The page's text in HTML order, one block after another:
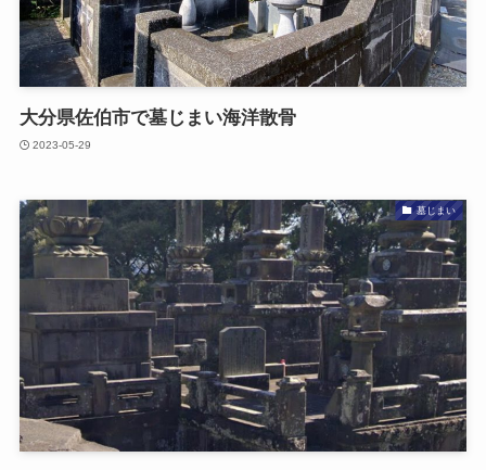
大分県佐伯市で​墓じまい​海洋散骨
2023-05-29
墓じまい